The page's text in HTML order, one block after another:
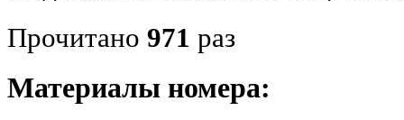
Прочитано 971 раз
Материалы номера: